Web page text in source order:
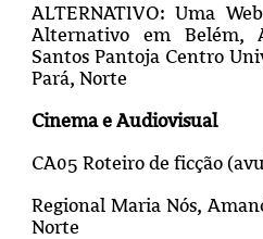
ALTERNATIVO: Uma
Alternativo em Belém,
Santos Pantoja Centro
Pará, Norte
Cinema e Audiovisual
CA05 Roteiro de ficção
Regional Maria Nós,
Norte